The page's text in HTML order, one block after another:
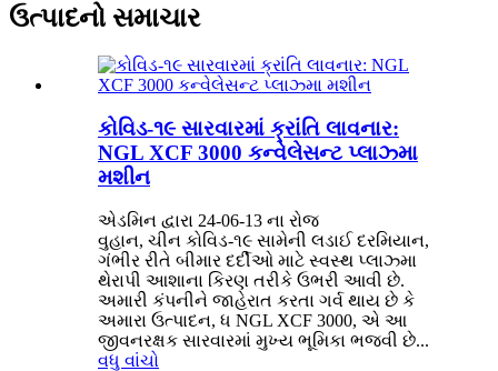
ઉત્પાદનો સમાચાર
કોવિડ-૧૯ સારવારમાં ક્રાંતિ લાવનાર:
NGL XCF 3000 કન્વેલેસન્ટ પ્લાઝ્મા
મશીન
એડમિન દ્વારા 24-06-13 ના રોજ
વુહાન, ચીન કોવિડ-૧૯ સામેની લડાઈ દરમિયાન,
ગંભીર રીતે બીમાર દર્દીઓ માટે સ્વસ્થ પ્લાઝ્મા
થેરાપી આશાના કિરણ તરીકે ઉભરી આવી છે.
અમારી કંપનીને જાહેરાત કરતા ગર્વ થાય છે કે
અમારા ઉત્પાદન, ધ NGL XCF 3000, એ આ
જીવનરક્ષક સારવારમાં મુખ્ય ભૂમિકા ભજવી છે...
વધુ વાંચો